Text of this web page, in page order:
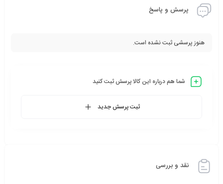
پرسش و پاسخ
هنوز پرسشی ثبت نشده است.
شما هم درباره این کالا پرسش ثبت کنید
ثبت پرسش جدید
نقد و بررسی